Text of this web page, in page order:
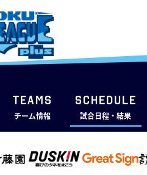
TEAMS
チーム情報
SCHEDULE
試合日程・結果